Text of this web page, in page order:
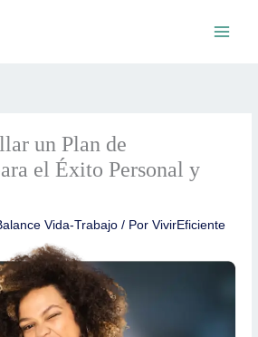
un Plan de
el Éxito Personal y
Vida-Trabajo / PorVivirEficiente